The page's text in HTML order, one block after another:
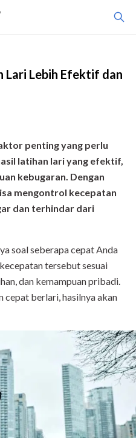
Lari Lebih Efektif dan
penting yang perlu
latihan lari yang efektif,
kebugaran. Dengan
mengontrol kecepatan
dan terhindar dari
soal seberapa cepat Anda
tersebut sesuai
dan kemampuan pribadi.
cepat berlari, hasilnya akan